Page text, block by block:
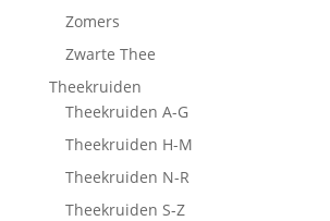
Zomers
Zwarte Thee
Theekruiden
Theekruiden A-G
Theekruiden H-M
Theekruiden N-R
Theekruiden S-Z